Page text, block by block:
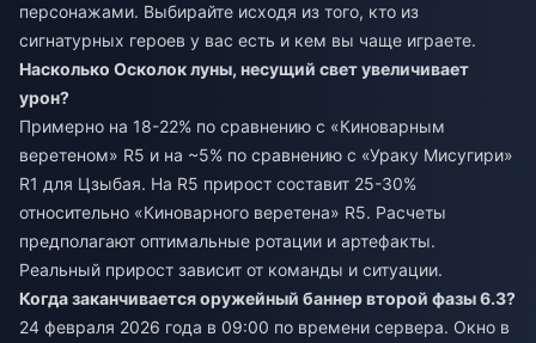
персонажами. Выбирайте исходя из того, кто из
сигнатурных героев у вас есть и кем вы чаще играете.
Насколько Осколок луны, несущий свет увеличивает
урон?
Примерно на 18-22% по сравнению с «Киноварным
веретеном» R5 и на ~5% по сравнению с «Ураку Мисугири»
R1 для Цзыбая. На R5 прирост составит 25-30%
относительно «Киноварного веретена» R5. Расчеты
предполагают оптимальные ротации и артефакты.
Реальный прирост зависит от команды и ситуации.
Когда заканчивается оружейный баннер второй фазы 6.3?
24 февраля 2026 года в 09:00 по времени сервера. Окно в